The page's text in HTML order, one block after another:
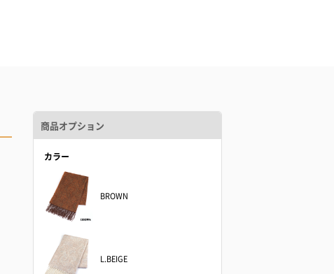
商品オプション
カラー
BROWN
L.BEIGE